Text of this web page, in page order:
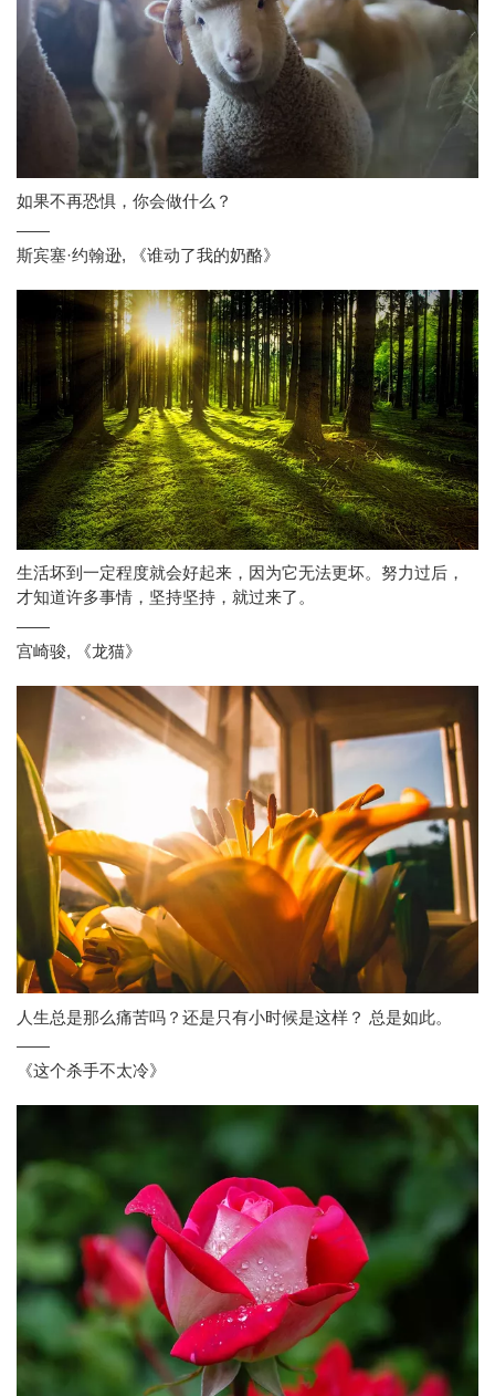
如果不再恐惧，你会做什么？
——
斯宾塞·约翰逊, 《谁动了我的奶酪》
生活坏到一定程度就会好起来，因为它无法更坏。努力过后，
才知道许多事情，坚持坚持，就过来了。
——
宫崎骏, 《龙猫》
人生总是那么痛苦吗？还是只有小时候是这样？ 总是如此。
——
《这个杀手不太冷》